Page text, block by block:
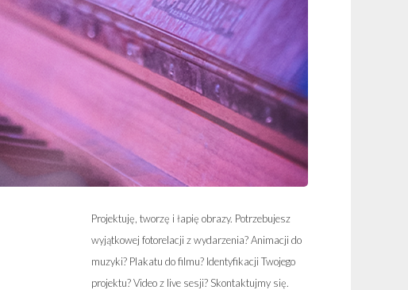
Projektuję, tworzę i łapię obrazy. Potrzebujesz
wyjątkowej fotorelacji z wydarzenia? Animacji do
muzyki? Plakatu do filmu? Identyfikacji Twojego
projektu? Video z live sesji? Skontaktujmy się.